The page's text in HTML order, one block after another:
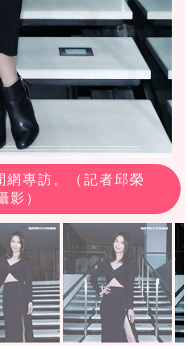
專訪。（記者邱榮
影）